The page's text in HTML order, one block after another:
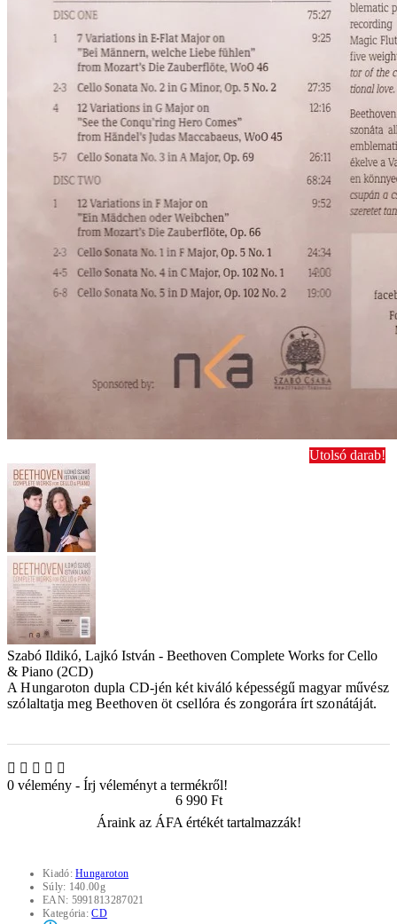
Utolsó darab!
Szabó Ildikó, Lajkó István - Beethoven Complete Works for Cello
& Piano (2CD)
A Hungaroton dupla CD-jén két kiváló képességű magyar művész
szólaltatja meg Beethoven öt csellóra és zongorára írt szonátáját.
0 vélemény - Írj véleményt a termékről!
6 990 Ft
Áraink az ÁFA értékét tartalmazzák!
Kiadó:Hungaroton
Súly: 140.00g
EAN: 5991813287021
Kategória:CD